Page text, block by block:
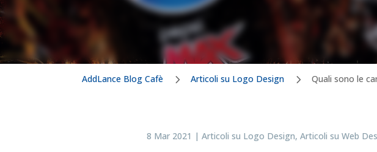
AddLance Blog Cafè Articoli su Logo Design Quali sono le
8 Mar 2021 | Articoli su Logo Design, Articoli su Web